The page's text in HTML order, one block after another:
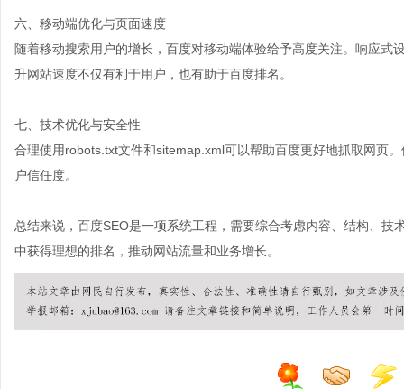
六、移动端优化与页面速度
随着移动搜索用户的增长，百度对移动端体验给予高度关注。响应
升网站速度不仅有利于用户，也有助于百度排名。
七、技术优化与安全性
合理使用robots.txt文件和sitemap.xml可以帮助百度更好地抓取网页
户信任度。
总结来说，百度SEO是一项系统工程，需要综合考虑内容、结构、
中获得理想的排名，推动网站流量和业务增长。